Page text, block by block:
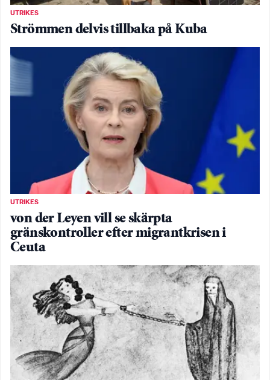
UTRIKES
Strömmen delvis tillbaka på Kuba
UTRIKES
von der Leyen vill se skärpta
gränskontroller efter migrantkrisen i
Ceuta